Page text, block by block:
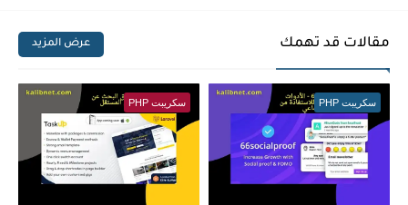
مقالات قد تهمك عرض المزيد
سكريبت PHP سكريبت PHP